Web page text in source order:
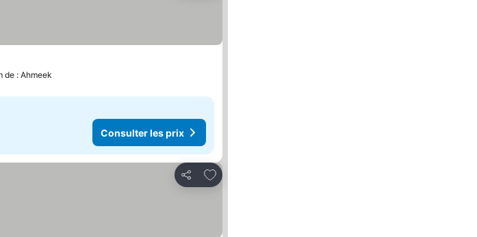
de : Ahmeek
Consulter les prix
Partager
Ajouter à mes favoris